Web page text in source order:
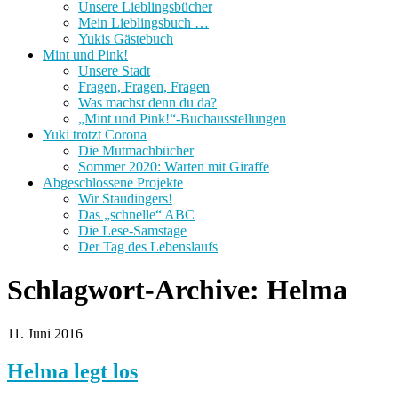
Unsere Lieblingsbücher
Mein Lieblingsbuch …
Yukis Gästebuch
Mint und Pink!
Unsere Stadt
Fragen, Fragen, Fragen
Was machst denn du da?
„Mint und Pink!“-Buchausstellungen
Yuki trotzt Corona
Die Mutmachbücher
Sommer 2020: Warten mit Giraffe
Abgeschlossene Projekte
Wir Staudingers!
Das „schnelle“ ABC
Die Lese-Samstage
Der Tag des Lebenslaufs
Schlagwort-Archive: Helma
11. Juni 2016
Helma legt los